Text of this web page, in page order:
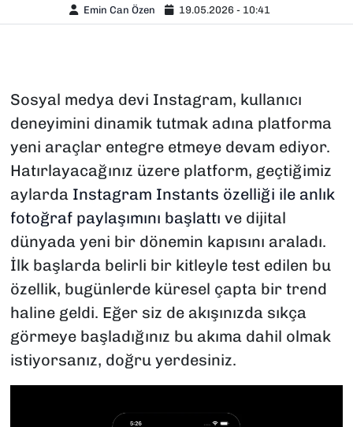
Emin Can Özen 19.05.2026 - 10:41
Sosyal medya devi Instagram, kullanıcı
deneyimini dinamik tutmak adına platforma
yeni araçlar entegre etmeye devam ediyor.
Hatırlayacağınız üzere platform, geçtiğimiz
aylarda Instagram Instants özelliği ile anlık
fotoğraf paylaşımını başlattı ve dijital
dünyada yeni bir dönemin kapısını araladı.
İlk başlarda belirli bir kitleyle test edilen bu
özellik, bugünlerde küresel çapta bir trend
haline geldi. Eğer siz de akışınızda sıkça
görmeye başladığınız bu akıma dahil olmak
istiyorsanız, doğru yerdesiniz.